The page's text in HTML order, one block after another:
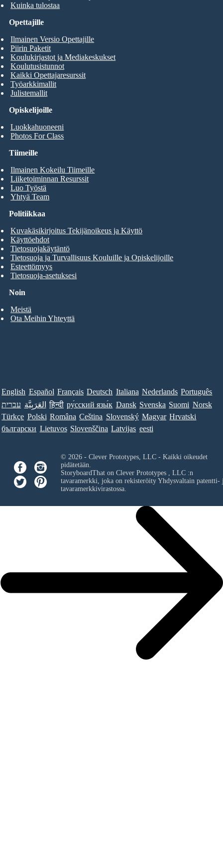
Kuinka tulostaa
Opiskelijoille
Luokkahuoneeni
Photos For Class
Opettajille
Ilmainen Versio Opettajille
Piirin Paketit
Koulukirjastot ja Mediakeskukset
Koulutusistunnot
Kaikki Opettajaresurssit
Työarkkimallit
Julistemallit
Tiimeille
Ilmainen Kokeilu Tiimeille
Liiketoiminnan Resurssit
Luo Työstä
Yhtyä Team
Noin
Meistä
Ota Meihin Yhteyttä
Politiikkaa
Kuvakäsikirjoitus Tekijänoikeus ja Käyttö
Käyttöehdot
Tietosuojakäytäntö
Tietosuoja ja Turvallisuus Kouluille ja Opiskelijoille
Esteettömyys
Tietosuoja-asetuksesi
English Español Français Deutsch Italiana Nederlands Português
עברית العَرَبِيَّة हिन्दी ру́сский язы́к Dansk Svenska Suomi Norsk
Türkçe Polski Româna Ceština Slovenský Magyar Hrvatski
български Lietuvos Slovenščina Latvijas eesti
© 2026 - Clever Prototypes, LLC - Kaikki oikeudet
pidätetään.
StoryboardThat on Clever Prototypes , LLC:n
tavaramerkki, joka on rekisteröity Yhdysvaltain patentti-
tavaramerkkivirastossa.